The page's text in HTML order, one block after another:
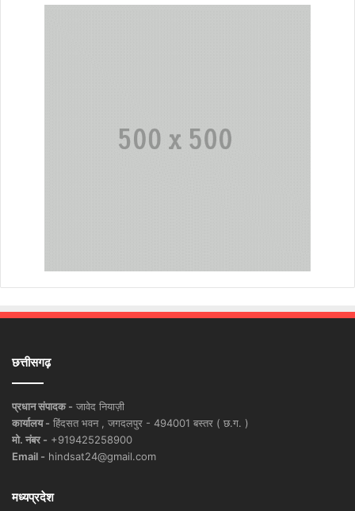
छत्तीसगढ़
प्रधान संपादक - जावेद नियाज़ी
कार्यालय - हिंदसत भवन , जगदलपुर - 494001 बस्तर ( छ.ग. )
मो. नंबर - +919425258900
Email - hindsat24@gmail.com
मध्यप्रदेश